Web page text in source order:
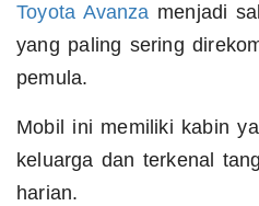
Toyota Avanza menjadi
yang paling sering
pemula.
Mobil ini memiliki kabin
keluarga dan terkenal
harian.